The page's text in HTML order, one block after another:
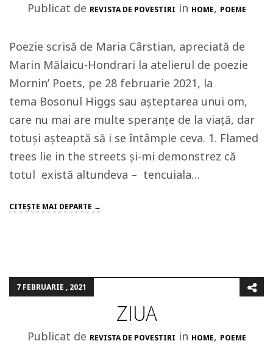
Publicat de REVISTA DE POVESTIRI in HOME, POEME
Poezie scrisă de Maria Cârstian, apreciată de
Marin Mălaicu-Hondrari la atelierul de poezie
Mornin’ Poets, pe 28 februarie 2021, la
tema Bosonul Higgs sau așteptarea unui om,
care nu mai are multe speranțe de la viață, dar
totuși așteaptă să i se întâmple ceva. 1. Flamed
trees lie in the streets și-mi demonstrez că
totul există altundeva – tencuiala…
CITEŞTE MAI DEPARTE →
7 FEBRUARIE , 2021
ZIUA
Publicat de REVISTA DE POVESTIRI in HOME, POEME